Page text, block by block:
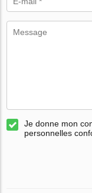
Je donne mon
personnelles